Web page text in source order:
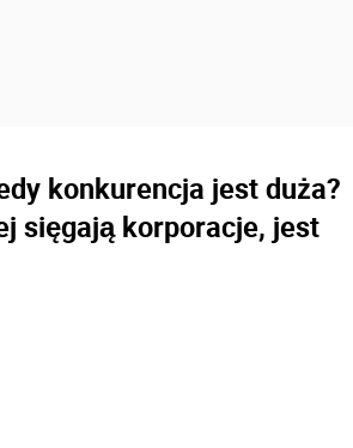
konkurencja jest duża?
sięgają korporacje, jest